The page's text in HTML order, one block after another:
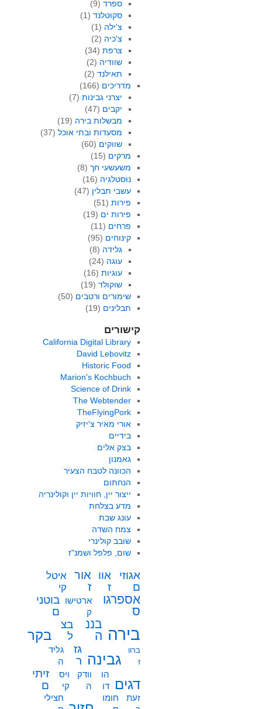
ספרד (9)
סקוטלנד (1)
צ'ילה (1)
צ'כיה (2)
צרפת (34)
שוודיה (2)
תאילנד (2)
מדריכים (166)
יצרני גבינות (7)
יקבים (47)
מבשלות בירה (19)
מסעדות ובתי אוכל (37)
שווקים (60)
מרקים (15)
משעשעי חך(8)
נוסטלגיה (16)
עשבי תבלין (47)
פירות(51)
פירות ים (19)
פרחים (11)
קינוחים (95)
גלידה (8)
עוגה (24)
עוגיות (16)
שוקולד (19)
שימורים ורטבים (50)
תבלינים (19)
קישורים
California Digital Library
David Lebovitz
Historic Food
Marion's Kochbuch
Science of Drink
The Webtender
TheFlyingPork
אורי מאיר צ'יזיק
בידיים
בצק אלים
גאמנון
הכוונה לטבח הצעיר
הנחתום
ייצור יין, חוויות יין וקולינריה
מדע בצלחת
עונג שבת
צמח השדה
שובב קולינרי
שום, פלפל ושמנ"ז
אגוזי
ם
אוו
ז
אור
ז
איטל
קי
אספרגו
ס
ארטישו
ק
בוטני
ם
בירה
בננ
ה
בצ
ל
בקר
ברוו
ז
גבינה
גז
ר
גליד
ה
דגים
הו
דו
וודק
ה
ויס
קי
זיתי
ם
זעת
חומו
חצילי